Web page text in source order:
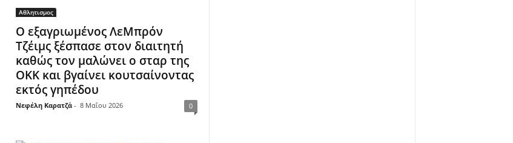
Αθλητισμος
Ο εξαγριωμένος ΛεΜπρόν
Τζέιμς ξέσπασε στον διαιτητή
καθώς τον μαλώνει ο σταρ της
ΟΚΚ και βγαίνει κουτσαίνοντας
εκτός γηπέδου
Νεφέλη Καρατζά - 8 Μαΐου 2026 0